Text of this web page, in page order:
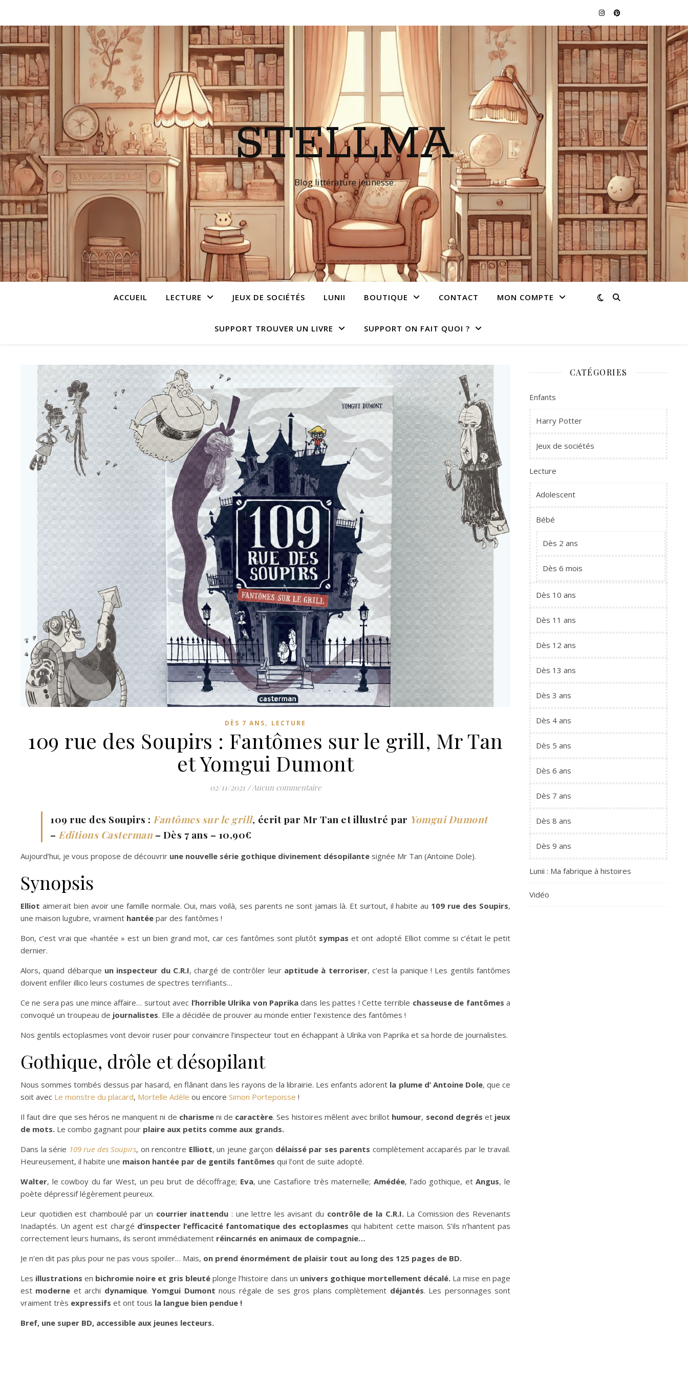
STELLMA
Blog littérature jeunesse
ACCUEIL LECTURE JEUX DE SOCIÉTÉS LUNII BOUTIQUE CONTACT MON COMPTE
SUPPORT TROUVER UN LIVRE SUPPORT ON FAIT QUOI ?
DÈS 7 ANS, LECTURE
109 rue des Soupirs : Fantômes sur le grill, Mr Tan
et Yomgui Dumont
02/11/2021 /Aucun commentaire
109 rue des Soupirs : Fantômes sur le grill, écrit par Mr Tan et illustré par Yomgui Dumont
– Editions Casterman – Dès 7 ans – 10,90€
Aujourd’hui, je vous propose de découvrir une nouvelle série gothique divinement désopilante signée Mr Tan (Antoine Dole).
Synopsis
Elliot aimerait bien avoir une famille normale. Oui, mais voilà, ses parents ne sont jamais là. Et surtout, il habite au 109 rue des Soupirs,
une maison lugubre, vraiment hantée par des fantômes !
Bon, c’est vrai que «hantée » est un bien grand mot, car ces fantômes sont plutôt sympas et ont adopté Elliot comme si c’était le petit
dernier.
Alors, quand débarque un inspecteur du C.R.I, chargé de contrôler leur aptitude à terroriser, c’est la panique ! Les gentils fantômes
doivent enfiler illico leurs costumes de spectres terrifiants…
Ce ne sera pas une mince affaire… surtout avec l’horrible Ulrika von Paprikadans les pattes ! Cette terrible chasseuse de fantômesa
convoqué un troupeau de journalistes. Elle a décidée de prouver au monde entier l’existence des fantômes !
Nos gentils ectoplasmes vont devoir ruser pour convaincre l’inspecteur tout en échappant à Ulrika von Paprika et sa horde de journalistes.
Gothique, drôle et désopilant
Nous sommes tombés dessus par hasard, en flânant dans les rayons de la librairie. Les enfants adorent la plume d’ Antoine Dole, que ce
soit avec Le monstre du placard, Mortelle Adèle ou encore Simon Portepoisse !
Il faut dire que ses héros ne manquent ni de charismeni de caractère. Ses histoires mêlent avec brillot humour, second degrés et jeux
de mots. Le combo gagnant pour plaire aux petits comme aux grands.
Dans la série 109 rue des Soupirs, on rencontre Elliott, un jeune garçon délaissé par ses parents complètement accaparés par le travail.
Heureusement, il habite une maison hantée par de gentils fantômes qui l’ont de suite adopté.
Walter, le cowboy du far West, un peu brut de décoffrage; Eva, une Castafiore très maternelle; Amédée, l’ado gothique, etAngus, le
poète dépressif légèrement peureux.
Leur quotidien est chamboulé par un courrier inattendu : une lettre les avisant du contrôle de la C.R.I. La Comission des Revenants
Inadaptés. Un agent est chargé d’inspecter l’efficacité fantomatique des ectoplasmes qui habitent cette maison. S’ils n’hantent pas
correctement leurs humains, ils seront immédiatement réincarnés en animaux de compagnie…
Je n’en dit pas plus pour ne pas vous spoiler… Mais, on prend énormément de plaisir tout au long des 125 pages de BD.
Les illustrations en bichromie noire et gris bleutéplonge l’histoire dans un univers gothique mortellement décalé. La mise en page
est moderne et archi dynamique.Yomgui Dumont nous régale de ses gros plans complètement déjantés. Les personnages sont
vraiment très expressifs et ont tous la langue bien pendue !
Bref, une super BD, accessible aux jeunes lecteurs.
CATÉGORIES
Enfants
Harry Potter
Jeux de sociétés
Lecture
Adolescent
Bébé
Dès 2 ans
Dès 6 mois
Dès 10 ans
Dès 11 ans
Dès 12 ans
Dès 13 ans
Dès 3 ans
Dès 4 ans
Dès 5 ans
Dès 6 ans
Dès 7 ans
Dès 8 ans
Dès 9 ans
Lunii : Ma fabrique à histoires
Vidéo